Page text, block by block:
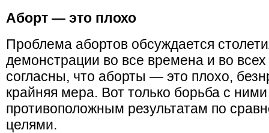
Аборт — это плохо
Проблема абортов обсуждается
демонстрации во все времена и во всех
согласны, что аборты — это плохо,
крайняя мера. Вот только борьба с
противоположным результатам по
целями.